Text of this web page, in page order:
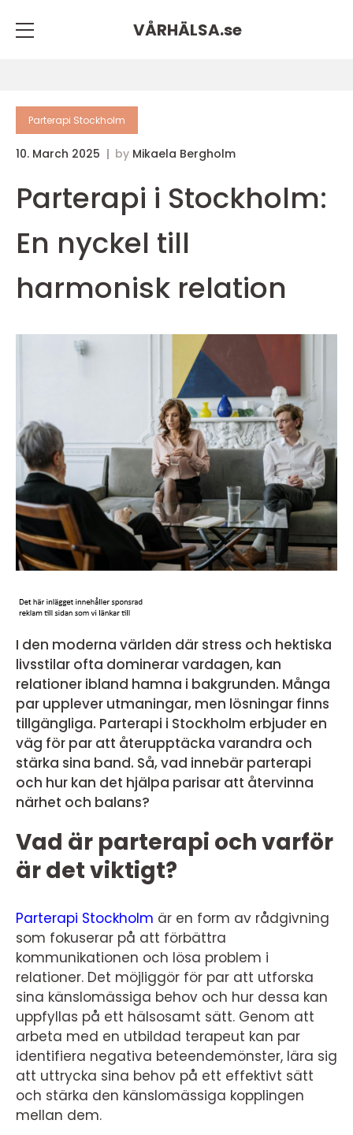
VÅRHÄLSA.se
Parterapi Stockholm
10. March 2025 by Mikaela Bergholm
Parterapi i Stockholm:
En nyckel till
harmonisk relation
I den moderna världen där stress och hektiska
livsstilar ofta dominerar vardagen, kan
relationer ibland hamna i bakgrunden. Många
par upplever utmaningar, men lösningar finns
tillgängliga. Parterapi i Stockholm erbjuder en
väg för par att återupptäcka varandra och
stärka sina band. Så, vad innebär parterapi
och hur kan det hjälpa parisar att återvinna
närhet och balans?
Vad är parterapi och varför
är det viktigt?
Parterapi Stockholm är en form av rådgivning
som fokuserar på att förbättra
kommunikationen och lösa problem i
relationer. Det möjliggör för par att utforska
sina känslomässiga behov och hur dessa kan
uppfyllas på ett hälsosamt sätt. Genom att
arbeta med en utbildad terapeut kan par
identifiera negativa beteendemönster, lära sig
att uttrycka sina behov på ett effektivt sätt
och stärka den känslomässiga kopplingen
mellan dem.